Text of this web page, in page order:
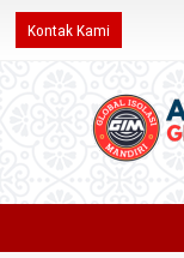
Kontak Kami